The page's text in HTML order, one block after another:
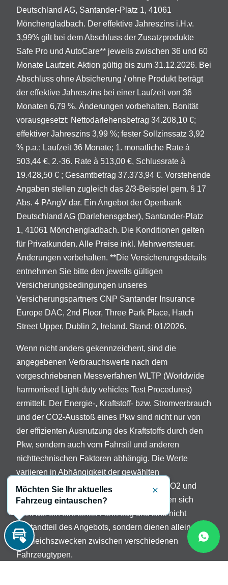
Deutschland AG, Santander-Platz 1, 41061
Mönchengladbach. Der effektive Jahreszins i.H.v.
3,99% gilt bei dem Abschluss der Zusatzprodukte
Safe Pro und AutoCare** jeweils zwischen 36 und 60
Monate Laufzeit. Aktion gültig bis zum 31.12.2026. Bei
Abschluss ohne Absicherung / ohne Produkt beträgt
der effektive Jahreszins bei einer Laufzeit von 36
Monaten 6,79 %. Änderungen vorbehalten. Bonität
vorausgesetzt: Nettodarlehensbetrag 34.208,10 €;
effektiver Jahreszins 3,99 %; fester Sollzinssatz 3,92
% p.a.; Laufzeit 36 Monate; 1. monatliche Rate à
503,44 €, 2.-36. Rate à 513,00 €, Schlussrate à
19.428,50 € ; Gesamtbetrag 37.373,94 €. Vorstehende
Angaben stellen zugleich das 2/3-Beispiel gem. § 17
Abs. 4 PAngV dar. Ein Angebot der Openbank
Deutschland AG (Darlehensgeber), Santander-Platz
1, 41061 Mönchengladbach. Die Konditionen gelten
für Privatkunden. Alle Preise inkl. Mehrwertsteuer.
Änderungen vorbehalten. **Die Versicherungsdetails
entnehmen Sie bitte den jeweils gültigen
Versicherungsbedingungen unseres
Versicherungspartners CNP Santander Insurance
Europe DAC, 2nd Floor, Three Park Place, Hatch
Street Upper, Dublin 2, Ireland. Stand: 01/2026.
Wenn nicht anders gekennzeichent, sind die
angegebenen Verbrauchswerte nach dem
vorgeschriebenen Messverfahren WLTP (Worldwide
harmonised Light-duty vehicles Test Procedures)
ermittelt. Der Energie-, Kraftstoff- bzw. Stromverbrauch
und der CO2-Ausstoß eines Pkw sind nicht nur von
der effizienten Ausnutzung des Kraftstoffs durch den
Pkw, sondern auch vom Fahrstil und anderen
nichttechnischen Faktoren abhängig. Die Werte
variieren in Abhängigkeit der gewählten
Sonderausstattungen. Beschreibung der CO2 und
Verbrauchsangaben: Die Angaben beziehen sich
nicht auf ein einzelnes Fahrzeug und sind nicht
Bestandteil des Angebots, sondern dienen allein
Vergleichszwecken zwischen verschiedenen
Fahrzeugtypen.
Inzahlungnahme
Möchten Sie Ihr aktuelles
Fahrzeug eintauschen?
Schließen